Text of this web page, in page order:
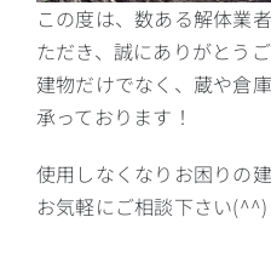
この度は、数ある解体業
ただき、誠にありがとう
建物だけでなく、蔵や倉
承っております！
使用しなくなりお困りの
お気軽にご相談下さい(^^)